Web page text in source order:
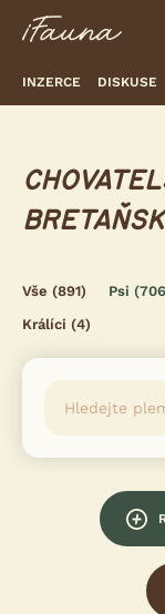
INZERCE DISKUSE
Vše (891) Psi
Králíci (4)